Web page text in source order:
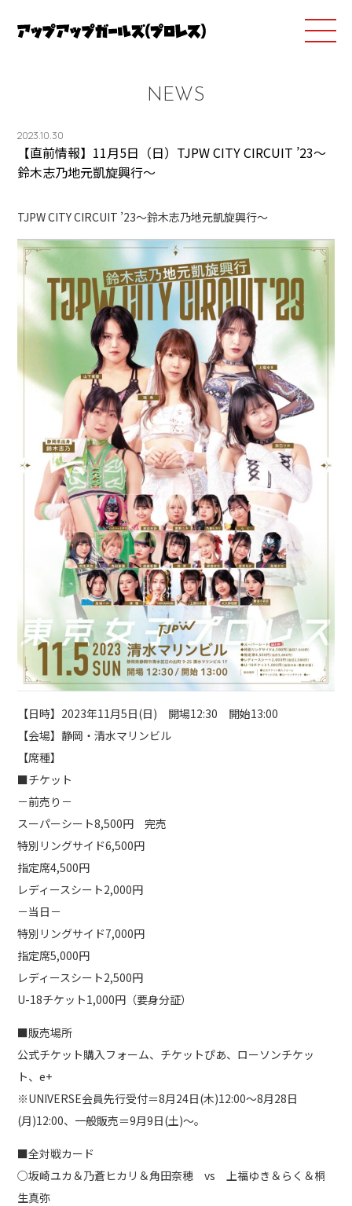
NEWS
2023.10.30
【直前情報】11月5日（日）TJPW CITY CIRCUIT ’23～
鈴木志乃地元凱旋興行～
TJPW CITY CIRCUIT ’23～鈴木志乃地元凱旋興行～
【日時】2023年11月5日(日) 開場12:30 開始13:00
【会場】静岡・清水マリンビル
【席種】
■チケット
－前売り－
スーパーシート8,500円 完売
特別リングサイド6,500円
指定席4,500円
レディースシート2,000円
－当日－
特別リングサイド7,000円
指定席5,000円
レディースシート2,500円
U-18チケット1,000円（要身分証）
■販売場所
公式チケット購入フォーム、チケットぴあ、ローソンチケッ
ト、e+
※UNIVERSE会員先行受付＝8月24日(木)12:00～8月28日
(月)12:00、一般販売＝9月9日(土)～。
■全対戦カード
○坂崎ユカ＆乃蒼ヒカリ＆角田奈穂 vs 上福ゆき＆らく＆桐
生真弥